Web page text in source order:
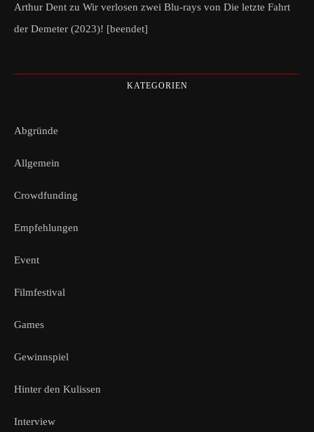
Arthur Dent zu Wir verlosen zwei Blu-rays von Die letzte Fahrt
der Demeter (2023)! [beendet]
KATEGORIEN
Abgründe
Allgemein
Crowdfunding
Empfehlungen
Event
Filmfestival
Games
Gewinnspiel
Hinter den Kulissen
Interview